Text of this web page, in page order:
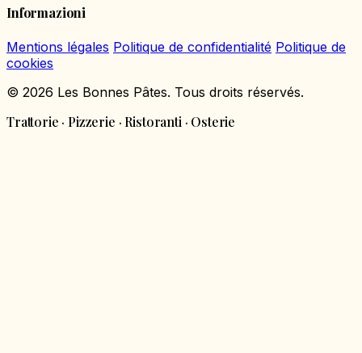
Informazioni
Mentions légales Politique de confidentialité Politique de
cookies
© 2026 Les Bonnes Pâtes. Tous droits réservés.
Trattorie · Pizzerie · Ristoranti · Osterie